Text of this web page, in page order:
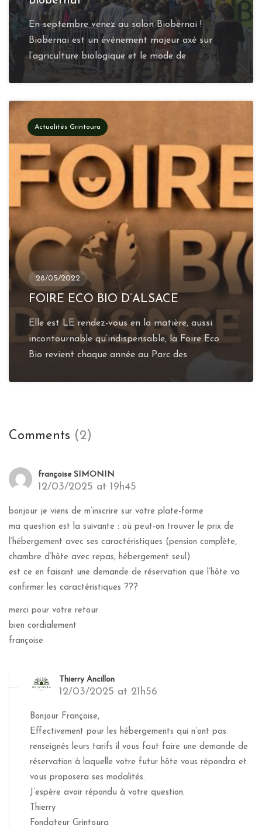
En septembre venez au salon Biobernai !
Biobernai est un événement majeur axé sur
l’agriculture biologique et le mode de
Actualités Grintoura
28/05/2022
FOIRE ECO BIO D’ALSACE
Elle est LE rendez-vous en la matière, aussi
incontournable qu’indispensable, la Foire Eco
Bio revient chaque année au Parc des
Comments (2)
françoise SIMONIN
12/03/2025 at 19h45
bonjour je viens de m’inscrire sur votre plate-forme
ma question est la suivante : où peut-on trouver le prix de
l’hébergement avec ses caractéristiques (pension complète,
chambre d’hôte avec repas, hébergement seul)
est ce en faisant une demande de réservation que l’hôte va
confirmer les caractéristiques ???
merci pour votre retour
bien cordialement
françoise
Thierry Ancillon
12/03/2025 at 21h56
Bonjour Françoise,
Effectivement pour les hébergements qui n’ont pas
renseignés leurs tarifs il vous faut faire une demande de
réservation à laquelle votre futur hôte vous répondra et
vous proposera ses modalités.
J’espère avoir répondu à votre question.
Thierry
Fondateur Grintoura